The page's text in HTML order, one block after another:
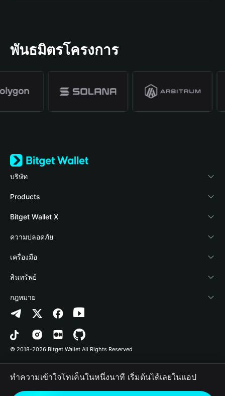
พันธมิตรโครงการ
บริษัท
เกี่ยวกับ Bitget Wallet
Blog
Academy
ข่าวสารด้านคริปโต
ศูนย์ช่วยเหลือ
ติดต่อเรา
ทรัพยากรข้อมูลของแบรนด์
อาชีพ
Products
Crypto Card
Stablecoin Earn
Payfi Crypto
Crypto Swap API
Altcoin Season Index
Prediction Markets
DApp
RWA
Bitget Wallet X
นักพัฒนา
เชื่อมต่อ Wallet
Bitget Wallet Pay
ลิสต์โปรเจกต์
ความปลอดภัย
Protection Fund
เทคโนโลยีความปลอดภัย
เครื่องมือ
ซื้อคริปโต
การตรวจจับการอนุญาต
การตรวจจับสัญญา
การโอนเป็นชุด
สินทรัพย์
Arbitrum
Avalanche
Bitcoin
Polygon
กฎหมาย
นโยบายความเป็นส่วนตัว
ข้อตกลงในการใช้บริการ
© 2018-2026 Bitget Wallet All Rights Reserved
ทำความเข้าใจโทเค็นในหนึ่งนาที เริ่มต้นได้เลยในแอป